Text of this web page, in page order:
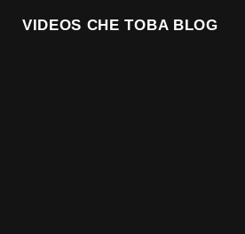
VIDEOS CHE TOBA BLOG